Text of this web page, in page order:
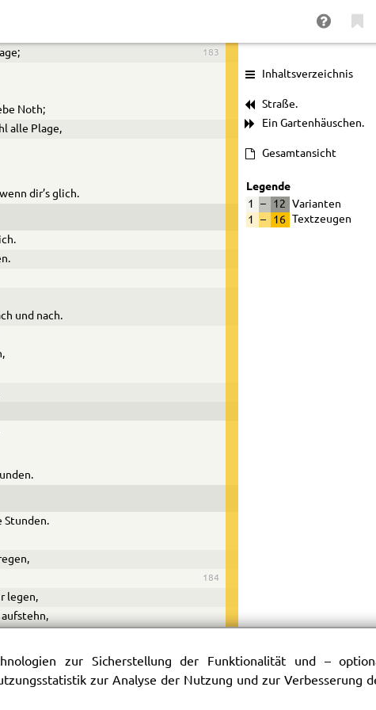
Stadt.
183
Noth;
alle Plage,
dir’s glich.
und nach.
Stunden.
184
legen,
aufstehn,
stehn;
sorgen,
Inhaltsverzeichnis
Straße.
Ein Gartenhäuschen.
Gesamtansicht
Legende
1 – 12
Varianten
1
– 16 Textzeugen
zur Sicherstellung der Funktionalität und –
zur Analyse der Nutzung und zur Verbesserung